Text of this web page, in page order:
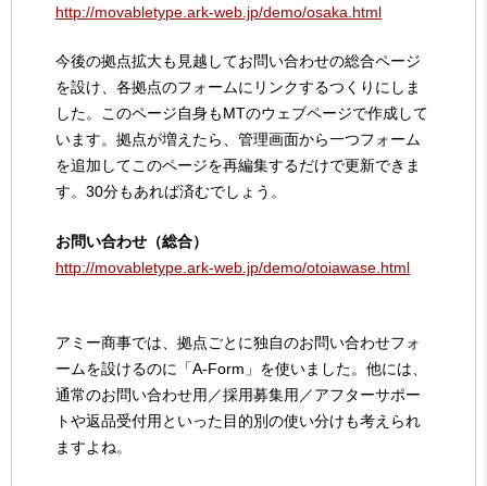
http://movabletype.ark-web.jp/demo/osaka.html
今後の拠点拡大も見越してお問い合わせの総合ページ
を設け、各拠点のフォームにリンクするつくりにしま
した。このページ自身もMTのウェブページで作成して
います。拠点が増えたら、管理画面から一つフォーム
を追加してこのページを再編集するだけで更新できま
す。30分もあれば済むでしょう。
お問い合わせ（総合）
http://movabletype.ark-web.jp/demo/otoiawase.html
アミー商事では、拠点ごとに独自のお問い合わせフォ
ームを設けるのに「A-Form」を使いました。他には、
通常のお問い合わせ用／採用募集用／アフターサポー
トや返品受付用といった目的別の使い分けも考えられ
ますよね。